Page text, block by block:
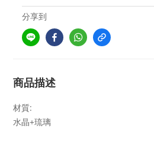
分享到
商品描述
材質:
水晶+琉璃